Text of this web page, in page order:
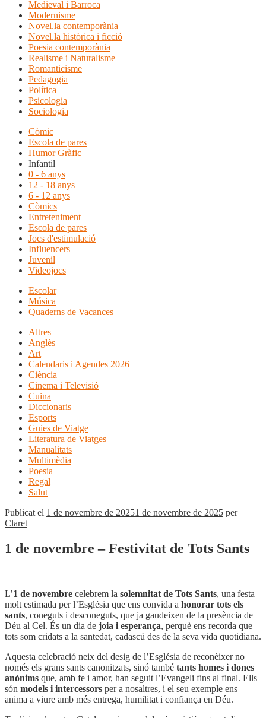
Medieval i Barroca
Modernisme
Novel.la contemporània
Novel.la històrica i ficció
Poesia contemporània
Realisme i Naturalisme
Romanticisme
Pedagogia
Política
Psicologia
Sociologia
Còmic
Escola de pares
Humor Gràfic
Infantil
0 - 6 anys
12 - 18 anys
6 - 12 anys
Còmics
Entreteniment
Escola de pares
Jocs d'estimulació
Influencers
Juvenil
Videojocs
Escolar
Música
Quaderns de Vacances
Altres
Anglès
Art
Calendaris i Agendes 2026
Ciència
Cinema i Televisió
Cuina
Diccionaris
Esports
Guies de Viatge
Literatura de Viatges
Manualitats
Multimèdia
Poesia
Regal
Salut
Publicat el 1 de novembre de 20251 de novembre de 2025 per
Claret
1 de novembre – Festivitat de Tots Sants
L’1 de novembre celebrem la solemnitat de Tots Sants, una festa
molt estimada per l’Església que ens convida a honorar tots els
sants, coneguts i desconeguts, que ja gaudeixen de la presència de
Déu al Cel. És un dia de joia i esperança, perquè ens recorda que
tots som cridats a la santedat, cadascú des de la seva vida quotidiana.
Aquesta celebració neix del desig de l’Església de reconèixer no
només els grans sants canonitzats, sinó també tants homes i dones
anònims que, amb fe i amor, han seguit l’Evangeli fins al final. Ells
són models i intercessors per a nosaltres, i el seu exemple ens
anima a viure amb més entrega, humilitat i confiança en Déu.